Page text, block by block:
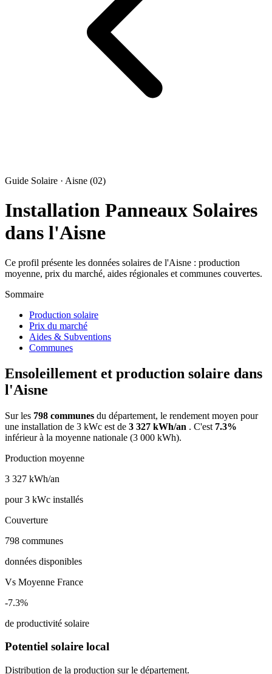
Guide Solaire · Aisne (02)
Installation Panneaux Solaires
dans l'Aisne
Ce profil présente les données solaires de l'Aisne : production
moyenne, prix du marché, aides régionales et communes couvertes.
Sommaire
Production solaire
Prix du marché
Aides & Subventions
Communes
Ensoleillement et production solaire dans
l'Aisne
Sur les 798 communes du département, le rendement moyen pour
une installation de 3 kWc est de 3 327 kWh/an . C'est 7.3%
inférieur à la moyenne nationale (3 000 kWh).
Production moyenne
3 327 kWh/an
pour 3 kWc installés
Couverture
798 communes
données disponibles
Vs Moyenne France
-7.3%
de productivité solaire
Potentiel solaire local
Distribution de la production sur le département.